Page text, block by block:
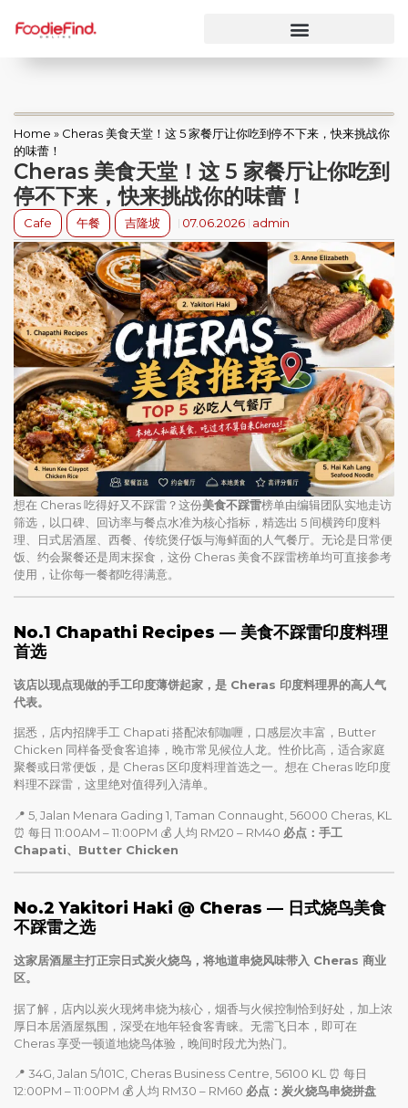
Home » Cheras 美食天堂！这 5 家餐厅让你吃到停不下来，快来挑战你
的味蕾！
Cheras 美食天堂！这 5 家餐厅让你吃到
停不下来，快来挑战你的味蕾！
Cafe 午餐 吉隆坡 07.06.2026 admin
想在 Cheras 吃得好又不踩雷？这份美食不踩雷榜单由编辑团队实地走访
筛选，以口碑、回访率与餐点水准为核心指标，精选出 5 间横跨印度料
理、日式居酒屋、西餐、传统煲仔饭与海鲜面的人气餐厅。无论是日常便
饭、约会聚餐还是周末探食，这份 Cheras 美食不踩雷榜单均可直接参考
使用，让你每一餐都吃得满意。
No.1 Chapathi Recipes — 美食不踩雷印度料理
首选
该店以现点现做的手工印度薄饼起家，是 Cheras 印度料理界的高人气
代表。
据悉，店内招牌手工 Chapati 搭配浓郁咖喱，口感层次丰富，Butter
Chicken 同样备受食客追捧，晚市常见候位人龙。性价比高，适合家庭
聚餐或日常便饭，是 Cheras 区印度料理首选之一。想在 Cheras 吃印度
料理不踩雷，这里绝对值得列入清单。
📍 5, Jalan Menara Gading 1, Taman Connaught, 56000 Cheras, KL
⏰ 每日 11:00AM – 11:00PM 💰 人均 RM20 – RM40 必点：手工
Chapati、Butter Chicken
No.2 Yakitori Haki @ Cheras — 日式烧鸟美食
不踩雷之选
这家居酒屋主打正宗日式炭火烧鸟，将地道串烧风味带入 Cheras 商业
区。
据了解，店内以炭火现烤串烧为核心，烟香与火候控制恰到好处，加上浓
厚日本居酒屋氛围，深受在地年轻食客青睐。无需飞日本，即可在
Cheras 享受一顿道地烧鸟体验，晚间时段尤为热门。
📍 34G, Jalan 5/101C, Cheras Business Centre, 56100 KL ⏰ 每日
12:00PM – 11:00PM 💰 人均 RM30 – RM60 必点：炭火烧鸟串烧拼盘